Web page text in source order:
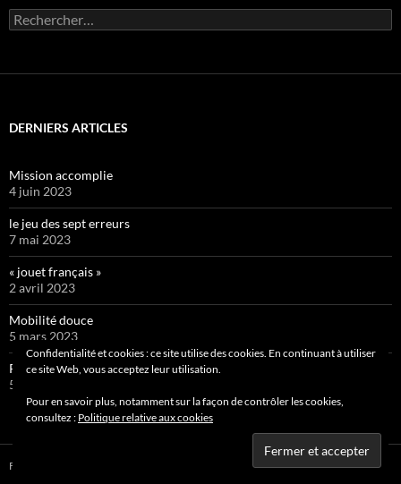
Rechercher :
DERNIERS ARTICLES
Mission accomplie
4 juin 2023
le jeu des sept erreurs
7 mai 2023
« jouet français »
2 avril 2023
Mobilité douce
5 mars 2023
Pipelette 9
5 février 2023
Fièrement propulsé par WordPress
Confidentialité et cookies : ce site utilise des cookies. En continuant à utiliser
ce site Web, vous acceptez leur utilisation.
Pour en savoir plus, notamment sur la façon de contrôler les cookies,
consultez : Politique relative aux cookies